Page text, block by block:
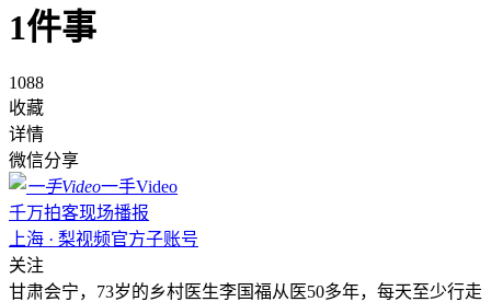
1件事
1088
收藏
详情
微信分享
一手Video
千万拍客现场播报
上海 · 梨视频官方子账号
关注
甘肃会宁，73岁的乡村医生李国福从医50多年，每天至少行走